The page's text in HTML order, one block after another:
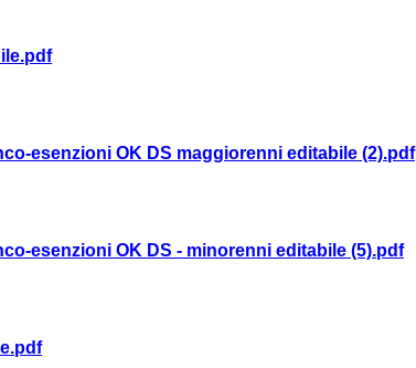
esenzioni OK DS maggiorenni editabile (2).pdf
esenzioni OK DS - minorenni editabile (5).pdf